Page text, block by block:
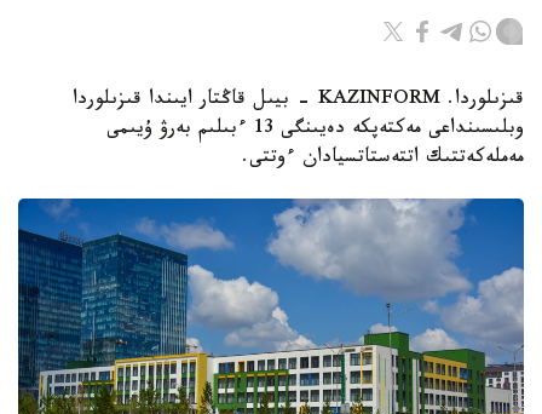
قىزىلوردا. KAZINFORM - بيىل قاڭتار ايىندا قىزىلوردا
وبلىسىنداعى مەكتەپكە دەيىنگى 13 ءبىلىم بەرۋ ۇيىمى
مەملەكەتتىك اتتەستاتسيادان ءوتتى.